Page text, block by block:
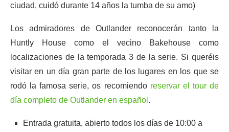
ciudad, cuidó durante 14 años la tumba de su amo)
Los admiradores de Outlander reconocerán tanto la
Huntly House como el vecino Bakehouse como
localizaciones de la temporada 3 de la serie. Si queréis
visitar en un día gran parte de los lugares en los que se
rodó la famosa serie, os recomiendo reservar el tour de
día completo de Outlander en español .
Entrada gratuita, abierto todos los días de 10:00 a